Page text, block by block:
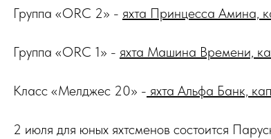
Группа «ORC 2» - яхта Принцесса Амина,
Группа «ORC 1» - яхта Машина Времени,
Класс «Мелджес 20» - яхта Альфа Банк,
2 июля для юных яхтсменов состоится